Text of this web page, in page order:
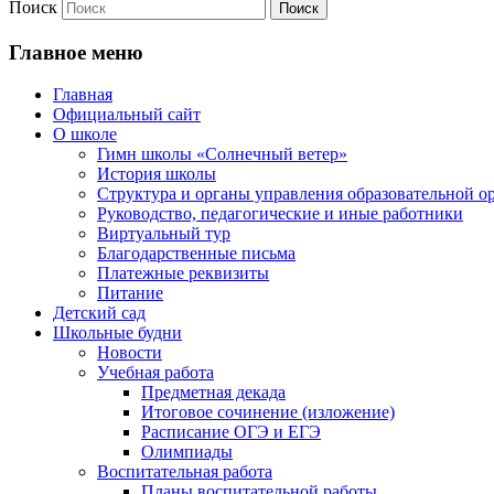
Поиск
Главное меню
Главная
Официальный сайт
О школе
Гимн школы «Солнечный ветер»
История школы
Структура и органы управления образовательной
Руководство, педагогические и иные работники
Виртуальный тур
Благодарственные письма
Платежные реквизиты
Питание
Детский сад
Школьные будни
Новости
Учебная работа
Предметная декада
Итоговое сочинение (изложение)
Расписание ОГЭ и ЕГЭ
Олимпиады
Воспитательная работа